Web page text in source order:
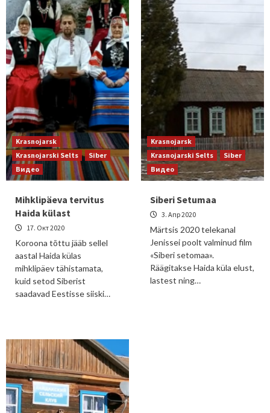
Krasnojarsk
Krasnojarski Selts
Siber
Видео
Mihklipäeva tervitus
Haida külast
17. Окт 2020
Koroona tõttu jääb sellel
aastal Haida külas
mihklipäev tähistamata,
kuid setod Siberist
saadavad Eestisse siiski…
Krasnojarsk
Krasnojarski Selts
Siber
Видео
Siberi Setumaa
3. Апр 2020
Märtsis 2020 telekanal
Jenissei poolt valminud film
«Siberi setomaa».
Räägitakse Haida küla elust,
lastest ning…